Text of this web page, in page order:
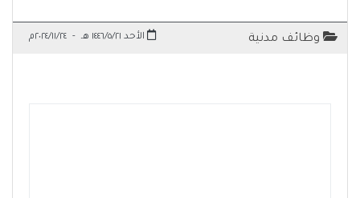
وظائف مدنية الأحد ١٤٤٦/٥/٢١ هـ - ٢٠٢٤/١١/٢٤م